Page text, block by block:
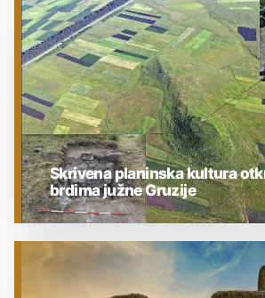
ARHEOLOGIJA
Skrivena planinska kultura
brdima južne Gruzije